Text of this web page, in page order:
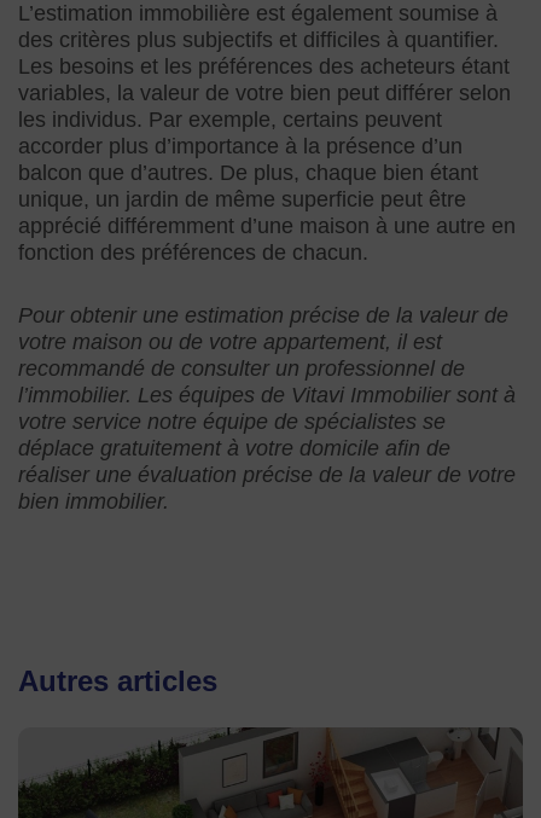
L’estimation immobilière est également soumise à
des critères plus subjectifs et difficiles à quantifier.
Les besoins et les préférences des acheteurs étant
variables, la valeur de votre bien peut différer selon
les individus. Par exemple, certains peuvent
accorder plus d’importance à la présence d’un
balcon que d’autres. De plus, chaque bien étant
unique, un jardin de même superficie peut être
apprécié différemment d’une maison à une autre en
fonction des préférences de chacun.
Pour obtenir une estimation précise de la valeur de
votre maison ou de votre appartement, il est
recommandé de consulter un professionnel de
l’immobilier. Les équipes de Vitavi Immobilier sont à
votre service notre équipe de spécialistes se
déplace gratuitement à votre domicile afin de
réaliser une évaluation précise de la valeur de votre
bien immobilier.
Autres articles